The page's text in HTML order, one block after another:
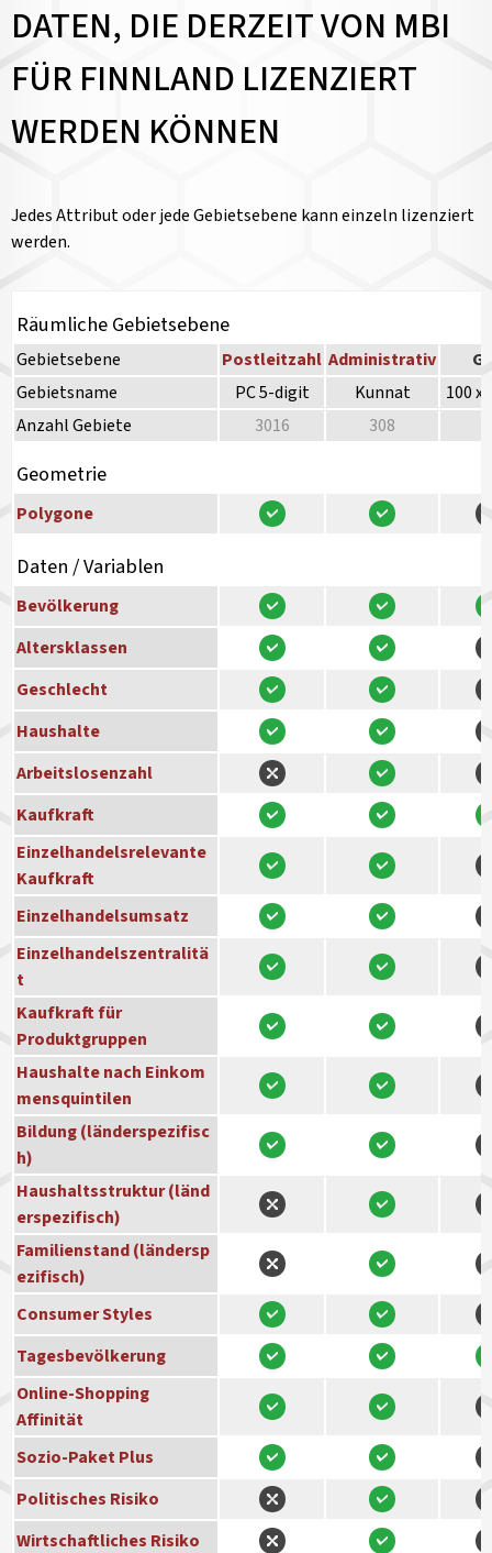
DATEN, DIE DERZEIT VON MBI
FÜR FINNLAND LIZENZIERT
WERDEN KÖNNEN
Jedes Attribut oder jede Gebietsebene kann einzeln lizenziert
werden.
Räumliche Gebietsebene
Gebietsebene Postleitzahl Administrativ
Gebietsname
PC 5-digit Kunnat
100 x
Anzahl Gebiete
3016 308
Geometrie
Polygone
Daten / Variablen
Bevölkerung
Altersklassen
Geschlecht
Haushalte
Arbeitslosenzahl
Kaufkraft
Einzelhandelsrelevante
Kaufkraft
Einzelhandelsumsatz
Einzelhandelszentralitä
t
Kaufkraft für
Produktgruppen
Haushalte nach Einkom
mensquintilen
Bildung (länderspezifisc
h)
Haushaltsstruktur (länd
erspezifisch)
Familienstand (ländersp
ezifisch)
Consumer Styles
Tagesbevölkerung
Online-Shopping
Affinität
Sozio-Paket Plus
Politisches Risiko
Wirtschaftliches Risiko